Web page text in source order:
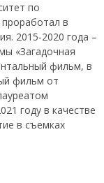
по
в
2015-2020 года –
«Загадочная
фильм, в
фильм от
году в качестве
в съемках